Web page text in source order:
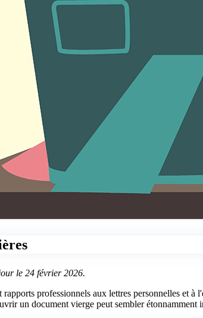
le 24 février 2026.
rapports professionnels aux lettres personnelles et
un document vierge peut sembler